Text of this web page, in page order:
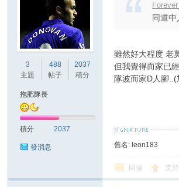
3
主題
488
帖子
2037
積分
拖肥隊長
積分 2037
發消息
同道
雖然好大程度 老
但我覺得而家已
隊波而家D人腳..(
舊名: leon183
回復 支持